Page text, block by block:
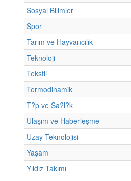
Sosyal Bilimler
Spor
Tarım ve Hayvancılık
Teknoloji
Tekstil
Termodinamik
T?p ve Sa?l?k
Ulaşım ve Haberleşme
Uzay Teknolojisi
Yaşam
Yıldız Takımı